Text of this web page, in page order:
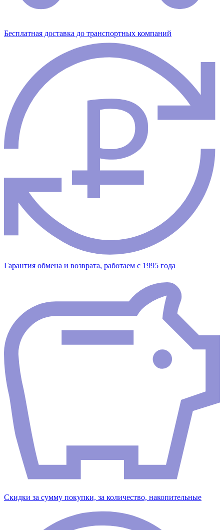
Бесплатная доставка до транспортных компаний
Гарантия обмена и возврата, работаем с 1995 года
Скидки за сумму покупки, за количество, накопительные